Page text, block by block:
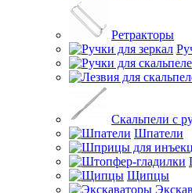
Ретракторы
Скальпели с
Шпатели
Щипцы